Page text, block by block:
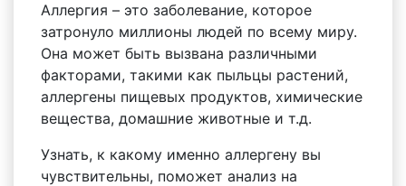
Аллергия – это заболевание, которое
затронуло миллионы людей по всему миру.
Она может быть вызвана различными
факторами, такими как пыльцы растений,
аллергены пищевых продуктов, химические
вещества, домашние животные и т.д.
Узнать, к какому именно аллергену вы
чувствительны, поможет анализ на